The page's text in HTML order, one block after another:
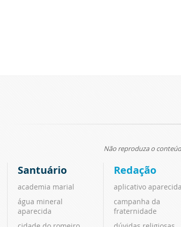
Não reproduza o
Santuário
academia marial
água mineral
aparecida
Redação
aplicativo aparecida
campanha da
fraternidade